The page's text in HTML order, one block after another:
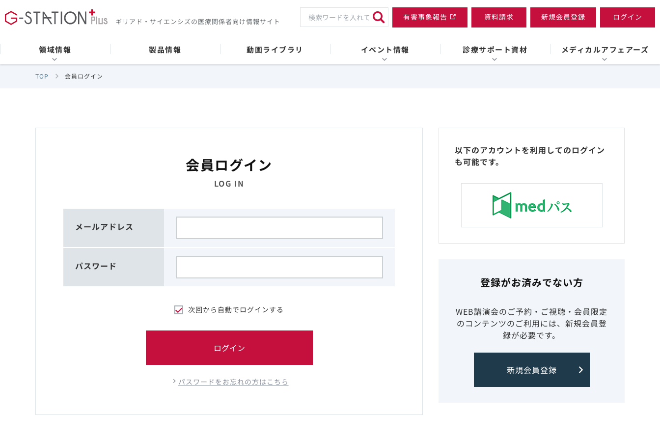
ギリアド・サイエンシズの医療関係者向け情報サイト 有害事象報告 資料請求 新規会員登録 ログイン
領域情報 製品情報 動画ライブラリ イベント情報 診療サポート資材 メディカルアフェアーズ
TOP 会員ログイン
会員ログイン
LOG IN
メールアドレス
パスワード
次回から自動でログインする
ログイン
パスワードをお忘れの方はこちら
以下のアカウントを利用してのログイン
も可能です。
登録がお済みでない方
WEB講演会のご予約・ご視聴・会員限定
のコンテンツのご利用には、新規会員登
録が必要です。
新規会員登録